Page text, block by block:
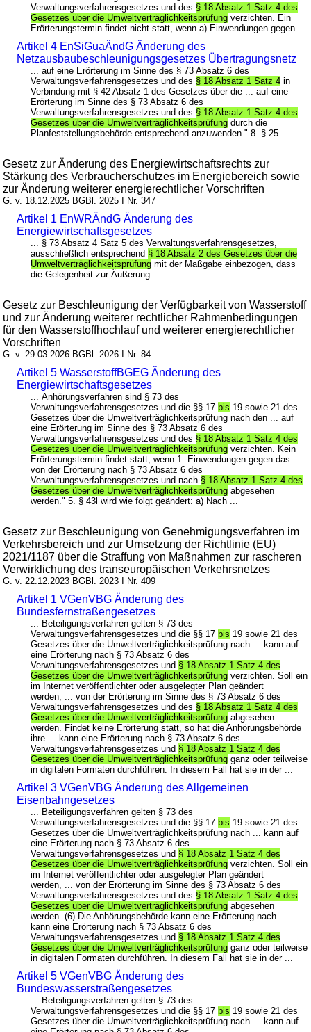
Verwaltungsverfahrensgesetzes und des § 18 Absatz 1 Satz 4 des
Gesetzes über die Umweltverträglichkeitsprüfung verzichten. Ein
Erörterungstermin findet nicht statt, wenn a) Einwendungen gegen ...
Artikel 4 EnSiGuaÄndG Änderung des
Netzausbaubeschleunigungsgesetzes Übertragungsnetz
... auf eine Erörterung im Sinne des § 73 Absatz 6 des
Verwaltungsverfahrensgesetzes und des § 18 Absatz 1 Satz 4 in
Verbindung mit § 42 Absatz 1 des Gesetzes über die ... auf eine
Erörterung im Sinne des § 73 Absatz 6 des
Verwaltungsverfahrensgesetzes und des § 18 Absatz 1 Satz 4 des
Gesetzes über die Umweltverträglichkeitsprüfung durch die
Planfeststellungsbehörde entsprechend anzuwenden." 8. § 25 ...
Gesetz zur Änderung des Energiewirtschaftsrechts zur
Stärkung des Verbraucherschutzes im Energiebereich sowie
zur Änderung weiterer energierechtlicher Vorschriften
G. v. 18.12.2025 BGBl. 2025 I Nr. 347
Artikel 1 EnWRÄndG Änderung des
Energiewirtschaftsgesetzes
... § 73 Absatz 4 Satz 5 des Verwaltungsverfahrensgesetzes,
ausschließlich entsprechend § 18 Absatz 2 des Gesetzes über die
Umweltverträglichkeitsprüfung mit der Maßgabe einbezogen, dass
die Gelegenheit zur Äußerung ...
Gesetz zur Beschleunigung der Verfügbarkeit von Wasserstoff
und zur Änderung weiterer rechtlicher Rahmenbedingungen
für den Wasserstoffhochlauf und weiterer energierechtlicher
Vorschriften
G. v. 29.03.2026 BGBl. 2026 I Nr. 84
Artikel 5 WasserstoffBGEG Änderung des
Energiewirtschaftsgesetzes
... Anhörungsverfahren sind § 73 des
Verwaltungsverfahrensgesetzes und die §§ 17bis 19 sowie 21 des
Gesetzes über die Umweltverträglichkeitsprüfung nach den ... auf
eine Erörterung im Sinne des § 73 Absatz 6 des
Verwaltungsverfahrensgesetzes und des § 18 Absatz 1 Satz 4 des
Gesetzes über die Umweltverträglichkeitsprüfung verzichten. Kein
Erörterungstermin findet statt, wenn 1. Einwendungen gegen das ...
von der Erörterung nach § 73 Absatz 6 des
Verwaltungsverfahrensgesetzes und nach § 18 Absatz 1 Satz 4 des
Gesetzes über die Umweltverträglichkeitsprüfung abgesehen
werden." 5. § 43l wird wie folgt geändert: a) Nach ...
Gesetz zur Beschleunigung von Genehmigungsverfahren im
Verkehrsbereich und zur Umsetzung der Richtlinie (EU)
2021/1187 über die Straffung von Maßnahmen zur rascheren
Verwirklichung des transeuropäischen Verkehrsnetzes
G. v. 22.12.2023 BGBl. 2023 I Nr. 409
Artikel 1 VGenVBG Änderung des
Bundesfernstraßengesetzes
... Beteiligungsverfahren gelten § 73 des
Verwaltungsverfahrensgesetzes und die §§ 17bis 19 sowie 21 des
Gesetzes über die Umweltverträglichkeitsprüfung nach ... kann auf
eine Erörterung nach § 73 Absatz 6 des
Verwaltungsverfahrensgesetzes und § 18 Absatz 1 Satz 4 des
Gesetzes über die Umweltverträglichkeitsprüfung verzichten. Soll ein
im Internet veröffentlichter oder ausgelegter Plan geändert
werden, ... von der Erörterung im Sinne des § 73 Absatz 6 des
Verwaltungsverfahrensgesetzes und des § 18 Absatz 1 Satz 4 des
Gesetzes über die Umweltverträglichkeitsprüfung abgesehen
werden. Findet keine Erörterung statt, so hat die Anhörungsbehörde
ihre ... kann eine Erörterung nach § 73 Absatz 6 des
Verwaltungsverfahrensgesetzes und § 18 Absatz 1 Satz 4 des
Gesetzes über die Umweltverträglichkeitsprüfung ganz oder teilweise
in digitalen Formaten durchführen. In diesem Fall hat sie in der ...
Artikel 3 VGenVBG Änderung des Allgemeinen
Eisenbahngesetzes
... Beteiligungsverfahren gelten § 73 des
Verwaltungsverfahrensgesetzes und die §§ 17bis 19 sowie 21 des
Gesetzes über die Umweltverträglichkeitsprüfung nach ... kann auf
eine Erörterung nach § 73 Absatz 6 des
Verwaltungsverfahrensgesetzes und § 18 Absatz 1 Satz 4 des
Gesetzes über die Umweltverträglichkeitsprüfung verzichten. Soll ein
im Internet veröffentlichter oder ausgelegter Plan geändert
werden, ... von der Erörterung im Sinne des § 73 Absatz 6 des
Verwaltungsverfahrensgesetzes und des § 18 Absatz 1 Satz 4 des
Gesetzes über die Umweltverträglichkeitsprüfung abgesehen
werden. (6) Die Anhörungsbehörde kann eine Erörterung nach ...
kann eine Erörterung nach § 73 Absatz 6 des
Verwaltungsverfahrensgesetzes und § 18 Absatz 1 Satz 4 des
Gesetzes über die Umweltverträglichkeitsprüfung ganz oder teilweise
in digitalen Formaten durchführen. In diesem Fall hat sie in der ...
Artikel 5 VGenVBG Änderung des
Bundeswasserstraßengesetzes
... Beteiligungsverfahren gelten § 73 des
Verwaltungsverfahrensgesetzes und die §§ 17bis 19 sowie 21 des
Gesetzes über die Umweltverträglichkeitsprüfung nach ... kann auf